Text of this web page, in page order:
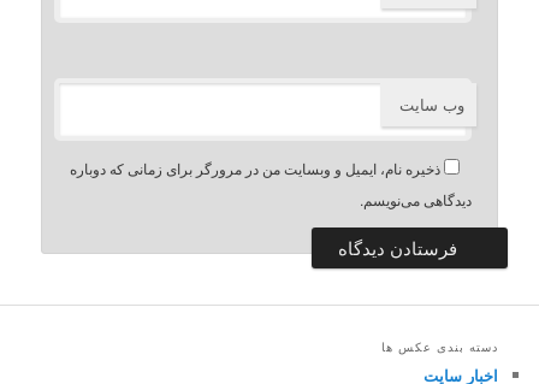
وب‌ سایت
ذخیره نام، ایمیل و وبسایت من در مرورگر برای زمانی که دوباره
دیدگاهی می‌نویسم.
دسته بندی عکس ها
اخبار سایت